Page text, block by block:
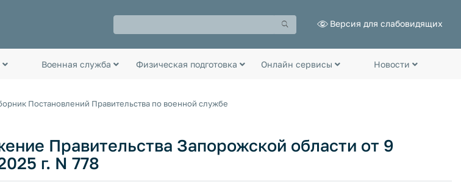
Версия для слабовидящих
Военная служба Физическая подготовка Онлайн сервисы Новости
Постановлений Правительства по военной службе
Правительства Запорожской области от 9
г. N 778